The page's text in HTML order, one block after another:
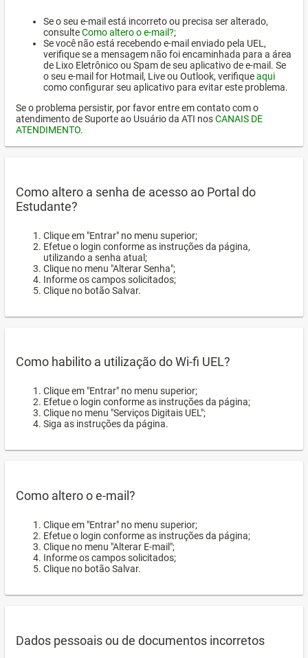
Se o seu e-mail está incorreto ou precisa ser alterado,
consulteComo altero o e-mail?;
Se você não está recebendo e-mail enviado pela UEL,
verifique se a mensagem não foi encaminhada para a área
de Lixo Eletrônico ou Spam de seu aplicativo de e-mail. Se
o seu e-mail for Hotmail, Live ou Outlook, verifiqueaqui
como configurar seu aplicativo para evitar este problema.
Se o problema persistir, por favor entre em contato com o
atendimento de Suporte ao Usuário da ATI nosCANAIS DE
ATENDIMENTO.
Como altero a senha de acesso ao Portal do
Estudante?
Clique em "Entrar" no menu superior;
Efetue o login conforme as instruções da página,
utilizando a senha atual;
Clique no menu "Alterar Senha";
Informe os campos solicitados;
Clique no botão Salvar.
Como habilito a utilização do Wi-fi UEL?
Clique em "Entrar" no menu superior;
Efetue o login conforme as instruções da página;
Clique no menu "Serviços Digitais UEL";
Siga as instruções da página.
Como altero o e-mail?
Clique em "Entrar" no menu superior;
Efetue o login conforme as instruções da página;
Clique no menu "Alterar E-mail";
Informe os campos solicitados;
Clique no botão Salvar.
Dados pessoais ou de documentos incorretos